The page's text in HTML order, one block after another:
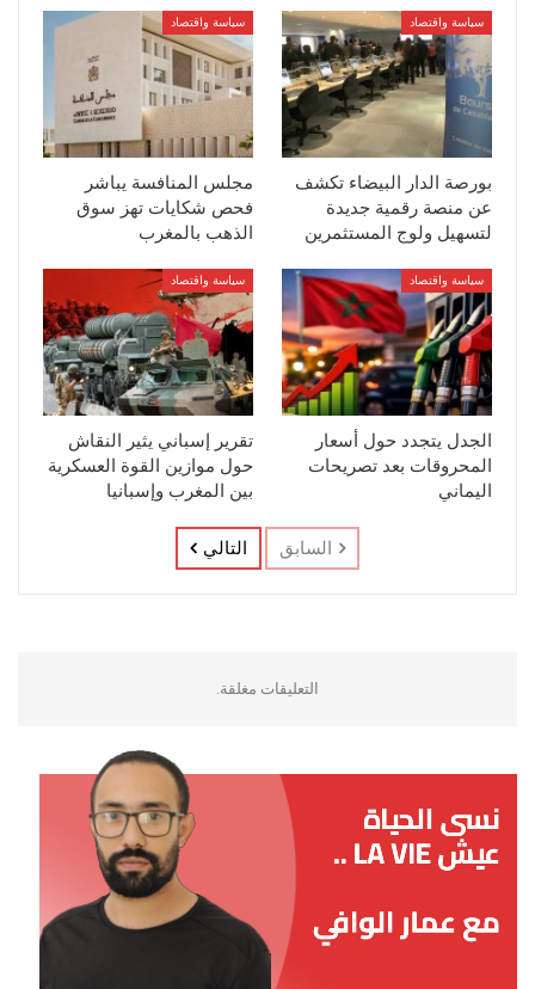
سياسة واقتصاد
بورصة الدار البيضاء تكشف
عن منصة رقمية جديدة
لتسهيل ولوج المستثمرين
سياسة واقتصاد
مجلس المنافسة يباشر
فحص شكايات تهز سوق
الذهب بالمغرب
سياسة واقتصاد
الجدل يتجدد حول أسعار
المحروقات بعد تصريحات
اليماني
سياسة واقتصاد
تقرير إسباني يثير النقاش
حول موازين القوة العسكرية
بين المغرب وإسبانيا
السابق التالي
التعليقات مغلقة.